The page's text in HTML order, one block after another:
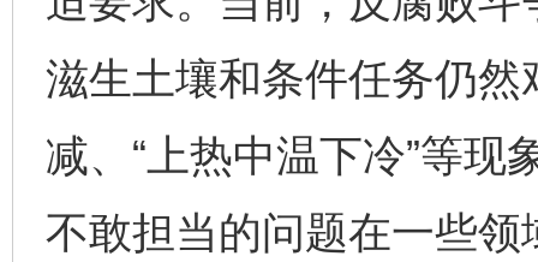
滋生土壤和条件任务仍
减、“上热中温下冷”等
不敢担当的问题在一些